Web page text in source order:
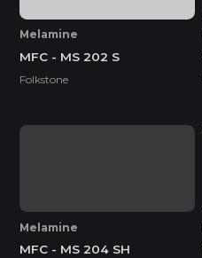
Melamine
MFC - MS 202 S
Folkstone
Melamine
MFC - MS 204 SH